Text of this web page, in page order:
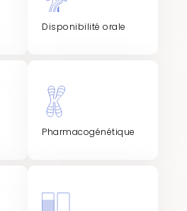
Disponibilité orale
Pharmacogénétique